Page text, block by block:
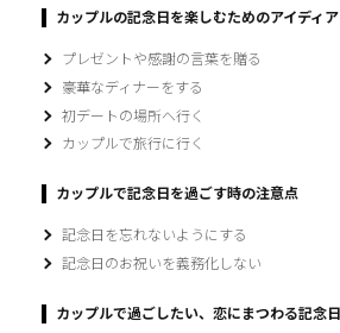
カップルの記念日を楽しむためのアイディア
プレゼントや感謝の言葉を贈る
豪華なディナーをする
初デートの場所へ行く
カップルで旅行に行く
カップルで記念日を過ごす時の注意点
記念日を忘れないようにする
記念日のお祝いを義務化しない
カップルで過ごしたい、恋にまつわる記念日